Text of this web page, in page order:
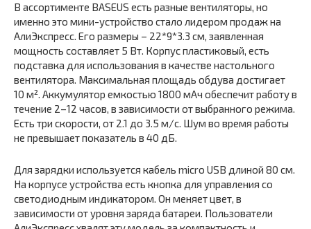
В ассортименте BASEUS есть разные вентиляторы, но
именно это мини-устройство стало лидером продаж на
АлиЭкспресс. Его размеры – 22*9*3.3 см, заявленная
мощность составляет 5 Вт. Корпус пластиковый, есть
подставка для использования в качестве настольного
вентилятора. Максимальная площадь обдува достигает
10 м². Аккумулятор емкостью 1800 мАч обеспечит работу в
течение 2–12 часов, в зависимости от выбранного режима.
Есть три скорости, от 2.1 до 3.5 м/с. Шум во время работы
не превышает показатель в 40 дБ.
Для зарядки используется кабель micro USB длиной 80 см.
На корпусе устройства есть кнопка для управления со
светодиодным индикатором. Он меняет цвет, в
зависимости от уровня заряда батареи. Пользователи